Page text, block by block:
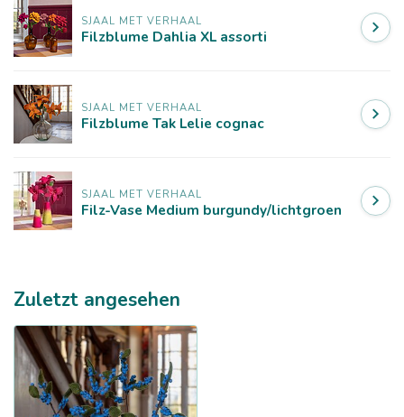
SJAAL MET VERHAAL
Filzblume Dahlia XL assorti
SJAAL MET VERHAAL
Filzblume Tak Lelie cognac
SJAAL MET VERHAAL
Filz-Vase Medium burgundy/lichtgroen
Zuletzt angesehen